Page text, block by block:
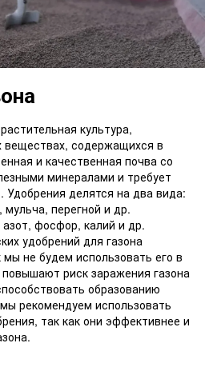
культура,
веществах, содержащихся в
и качественная почва со
минералами и требует
Удобрения делятся на два вида:
мульча, перегной и др.
фосфор, калий и др.
удобрений для газона
не будем использовать его в
риск заражения газона
образованию
рекомендуем использовать
так как они эффективнее и